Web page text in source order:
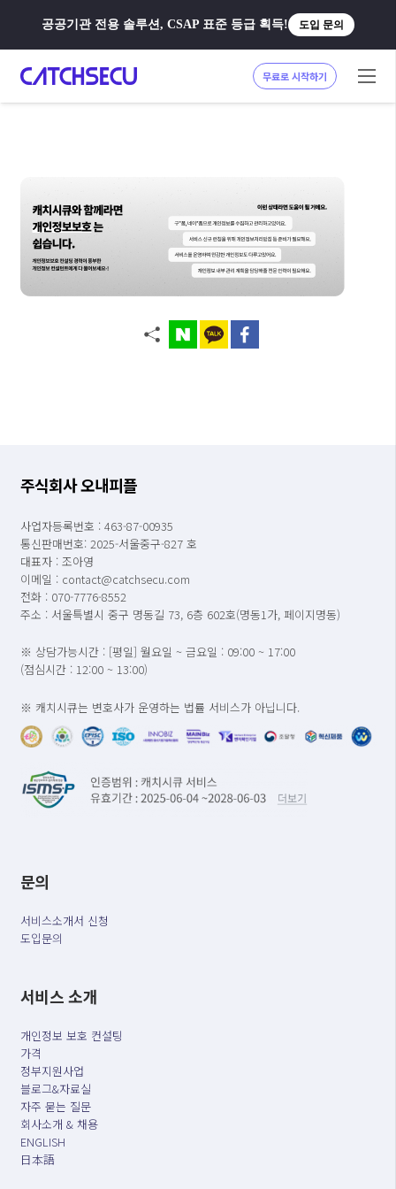
공공기관 전용 솔루션, CSAP 표준 등급 획득! 도입 문의
무료로 시작하기
주식회사 오내피플
사업자등록번호 : 463-87-00935
통신판매번호: 2025-서울중구-827 호
대표자 : 조아영
이메일 : contact@catchsecu.com
전화 : 070-7776-8552
주소 : 서울특별시 중구 명동길 73, 6층 602호(명동1가, 페이지명동)
※ 상담가능시간 : [평일] 월요일 ~ 금요일 : 09:00 ~ 17:00
(점심시간 : 12:00 ~ 13:00)
※ 캐치시큐는 변호사가 운영하는 법률 서비스가 아닙니다.
문의
서비스소개서 신청
도입문의
서비스 소개
개인정보 보호 컨설팅
가격
정부지원사업
블로그&자료실
자주 묻는 질문
회사소개 & 채용
ENGLISH
日本語